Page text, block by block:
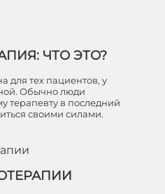
ЧТО ЭТО?
для тех пациентов, у
Обычно люди
терапевту в последний
своими силами.